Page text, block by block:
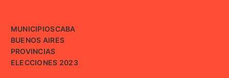
MUNICIPIOSCABA
BUENOS AIRES
PROVINCIAS
ELECCIONES 2023